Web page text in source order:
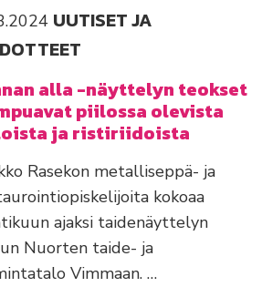
UUTISET JA
alla -näyttelyn teokset
piilossa olevista
ja ristiriidoista
Rasekon metalliseppä- ja
kokoaa
ajaksi taidenäyttelyn
Nuorten taide- ja
Vimmaan. …